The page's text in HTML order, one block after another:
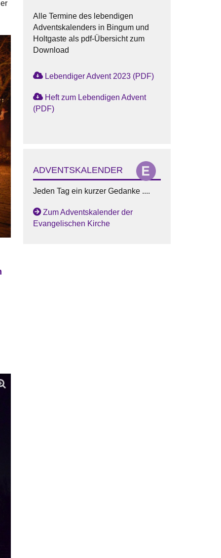
Alle Termine des lebendigen
Adventskalenders in Bingum und
Holtgaste als pdf-Übersicht zum
Download
Lebendiger Advent 2023 (PDF)
Heft zum Lebendigen Advent
(PDF)
ADVENTSKALENDER
Jeden Tag ein kurzer Gedanke ....
Zum Adventskalender der
Evangelischen Kirche